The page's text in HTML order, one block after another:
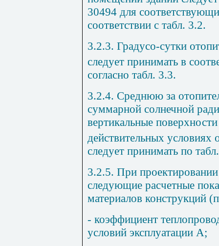
30494 для
соответствии с табл. 3.2.
3.2.3. Градусо-сутки
следует принимать в
согласно табл. 3.3.
3.2.4. Среднюю за
суммарной солнечной
вертикальные
действительных условиях
следует принимать по
3.2.5. При
следующие расчетные
материалов
- коэффициент
условий эксплуатации А;